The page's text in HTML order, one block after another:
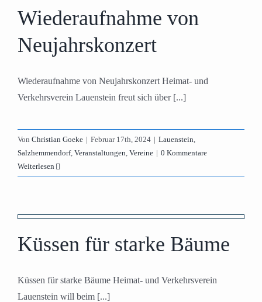
Wiederaufnahme von
Neujahrskonzert
Wiederaufnahme von Neujahrskonzert Heimat- und
Verkehrsverein Lauenstein freut sich über [...]
Von Christian Goeke | Februar 17th, 2024 | Lauenstein,
Salzhemmendorf, Veranstaltungen, Vereine | 0 Kommentare
Weiterlesen
Küssen für starke Bäume
Küssen für starke Bäume Heimat- und Verkehrsverein
Lauenstein will beim [...]